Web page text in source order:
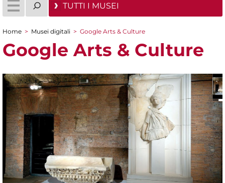
TUTTI I MUSEI
Tu sei qui
Home > Musei digitali > Google Arts & Culture
Google Arts & Culture